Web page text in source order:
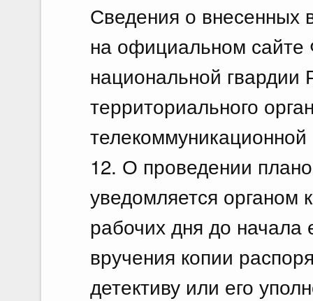
Сведения о внесенных
на официальном
национальной
территориального
12. О проведении
уведомляется органом
рабочих дня до начала
вручения копии
детективу или его